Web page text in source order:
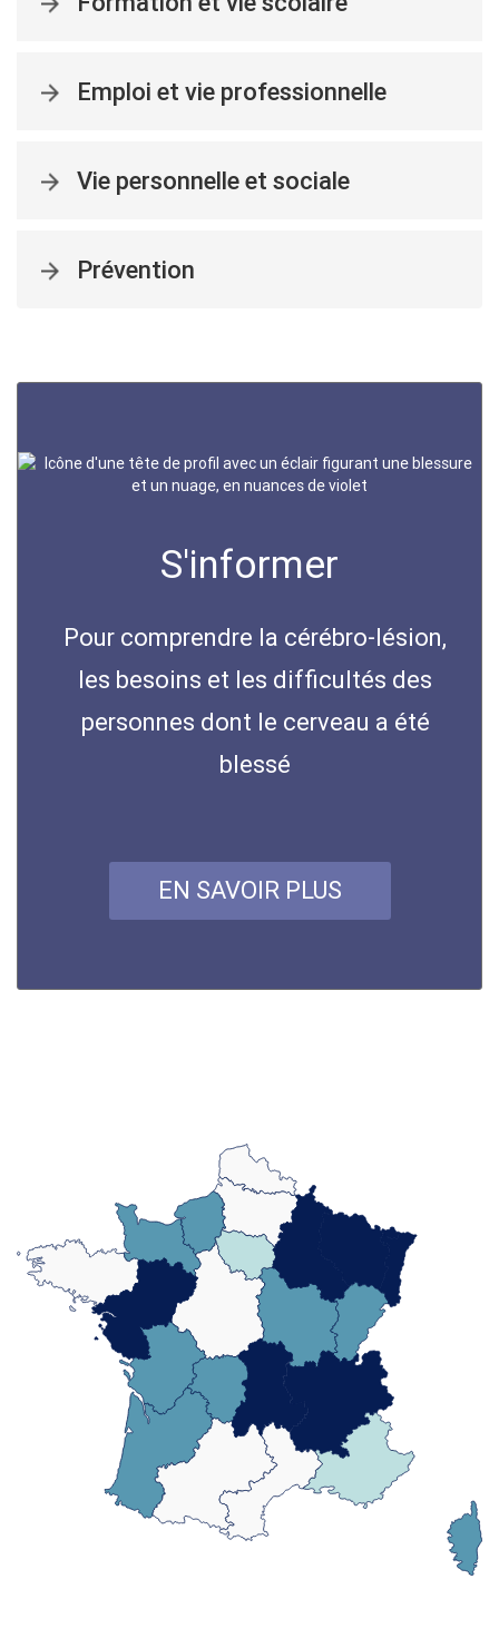
Emploi et vie professionnelle
Vie personnelle et sociale
Prévention
S'informer
Pour comprendre la cérébro-lésion,
les besoins et les difficultés des
personnes dont le cerveau a été
blessé
EN SAVOIR PLUS